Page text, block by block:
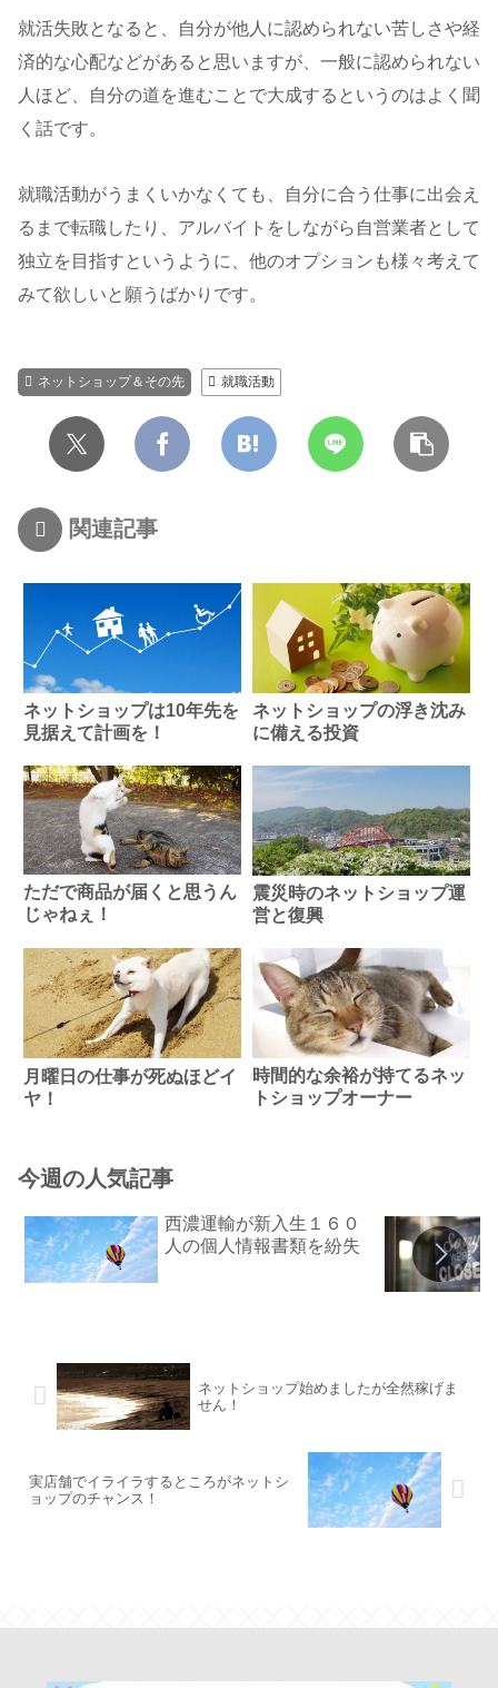
就活失敗となると、自分が他人に認められない苦しさや経
済的な心配などがあると思いますが、一般に認められない
人ほど、自分の道を進むことで大成するというのはよく聞
く話です。
就職活動がうまくいかなくても、自分に合う仕事に出会え
るまで転職したり、アルバイトをしながら自営業者として
独立を目指すというように、他のオプションも様々考えて
みて欲しいと願うばかりです。
ネットショップ＆その先 就職活動
関連記事
ネットショップは10年先を
見据えて計画を！
ネットショップの浮き沈み
に備える投資
ただで商品が届くと思うん
じゃねぇ！
震災時のネットショップ運
営と復興
月曜日の仕事が死ぬほどイ
ヤ！
時間的な余裕が持てるネッ
トショップオーナー
今週の人気記事
西濃運輸が新入生１６０
人の個人情報書類を紛失
ネットショップ始めましたが全然稼げま
せん！
実店舗でイライラするところがネットシ
ョップのチャンス！